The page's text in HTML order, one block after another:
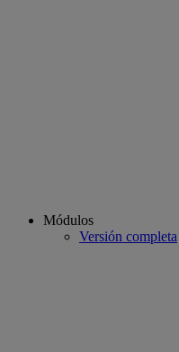
Módulos
Versión completa